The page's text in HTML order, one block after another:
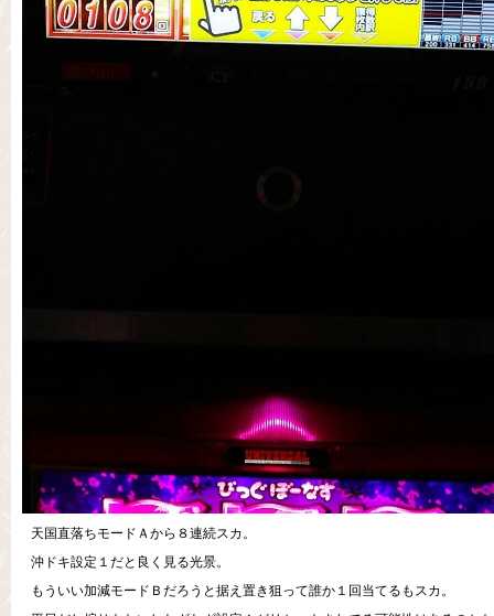
天国直落ちモードＡから８連続スカ。
沖ドキ設定１だと良く見る光景。
もういい加減モードＢだろうと据え置き狙って誰か１回当てるもスカ。